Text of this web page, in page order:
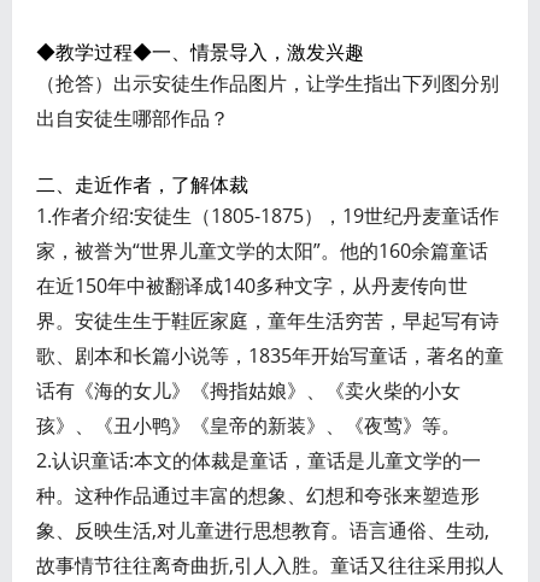
◆教学过程◆一、情景导入，激发兴趣
（抢答）出示安徒生作品图片，让学生指出下列图分别
出自安徒生哪部作品？
二、走近作者，了解体裁
1.作者介绍:安徒生（1805-1875），19世纪丹麦童话作
家，被誉为“世界儿童文学的太阳”。他的160余篇童话
在近150年中被翻译成140多种文字，从丹麦传向世
界。安徒生生于鞋匠家庭，童年生活穷苦，早起写有诗
歌、剧本和长篇小说等，1835年开始写童话，著名的童
话有《海的女儿》《拇指姑娘》、《卖火柴的小女
孩》、《丑小鸭》《皇帝的新装》、《夜莺》等。
2.认识童话:本文的体裁是童话，童话是儿童文学的一
种。这种作品通过丰富的想象、幻想和夸张来塑造形
象、反映生活,对儿童进行思想教育。语言通俗、生动,
故事情节往往离奇曲折,引人入胜。童话又往往采用拟人